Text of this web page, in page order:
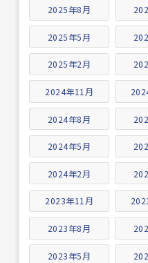
2025年8月
2025年5月
2025年2月
2024年11月
2024年8月
2024年5月
2024年2月
2023年11月
2023年8月
2023年5月